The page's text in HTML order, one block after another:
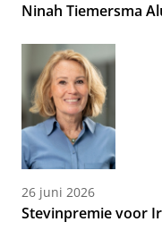
Ninah Tiemersma
26 juni 2026
Stevinpremie voor